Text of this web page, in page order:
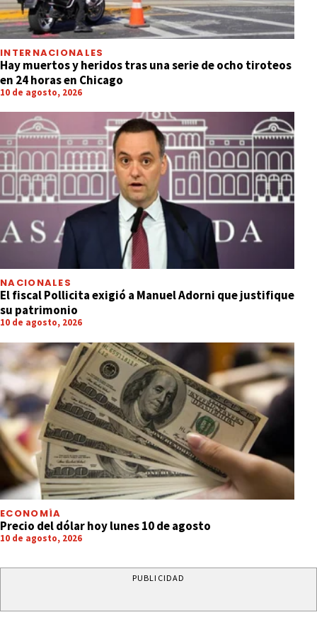
INTERNACIONALES
Hay muertos y heridos tras una serie de ocho tiroteos
en 24 horas en Chicago
10 de agosto, 2026
NACIONALES
El fiscal Pollicita exigió a Manuel Adorni que justifique
su patrimonio
10 de agosto, 2026
ECONOMÍA
Precio del dólar hoy lunes 10 de agosto
10 de agosto, 2026
PUBLICIDAD